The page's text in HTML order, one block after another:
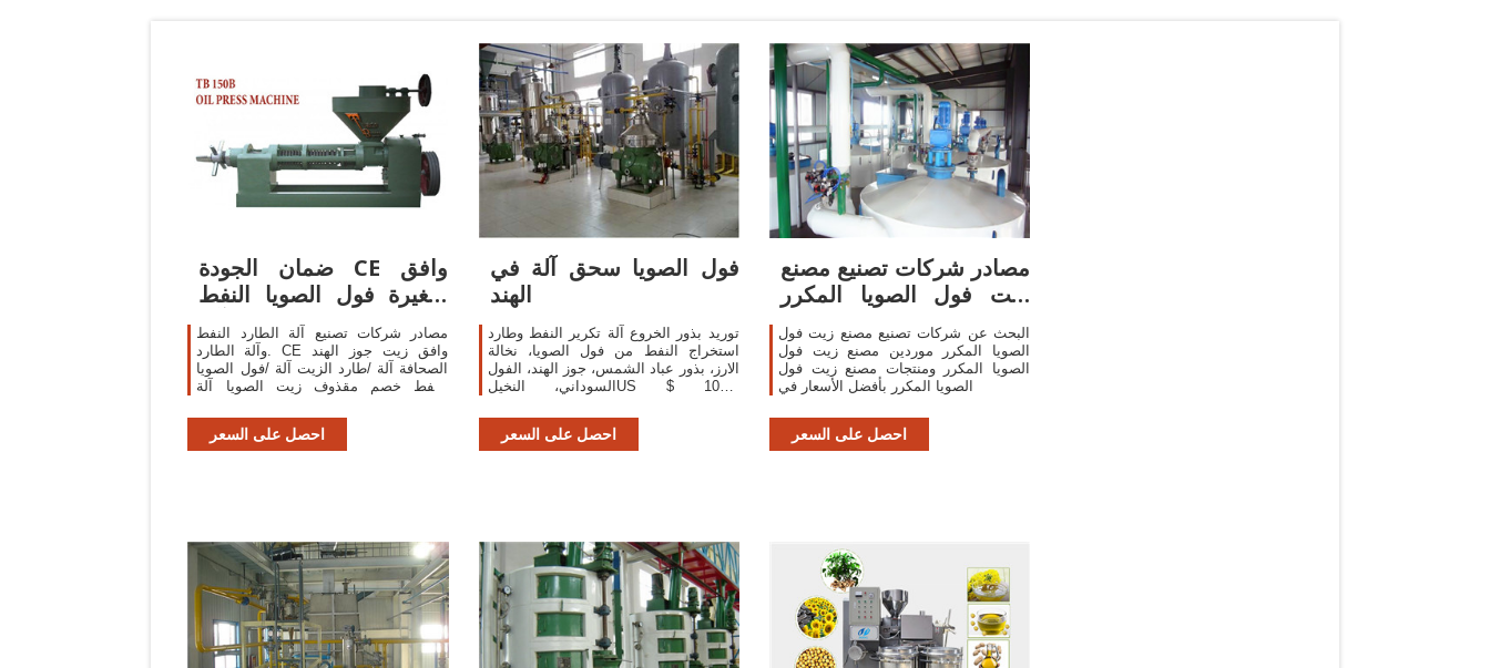
ضمان الجودة CE وافق
صغيرة فول الصويا النفط
الصحافة آلة
مصادر شركات تصنيع آلة الطارد النفط
وآلة الطارد. CE وافق زيت جوز الهند
الصحافة آلة /طارد الزيت آلة /فول الصويا
النفط خصم مقذوف زيت الصويا آلة
الزيت آلة السعر Jingdezhen Huiju
Technologies Co., Ltd
احصل على السعر
فول الصويا سحق آلة في
الهند
توريد بذور الخروع آلة تكرير النفط وطارد
استخراج النفط من فول الصويا، نخالة
الارز، بذور عباد الشمس، جوز الهند، الفول
السوداني، النخيلUS $ 1000-
مجموعة معرف المنتج 60301974604
احصل على السعر
مصادر شركات تصنيع مصنع
زيت فول الصويا المكرر
ومصنع زيت فول
البحث عن شركات تصنيع مصنع زيت فول
الصويا المكرر موردين مصنع زيت فول
الصويا المكرر ومنتجات مصنع زيت فول
الصويا المكرر بأفضل الأسعار في
احصل على السعر